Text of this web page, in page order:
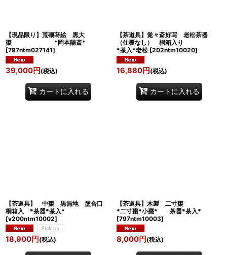
【現品限り】荒磯蒔絵 黒大
棗 *岡本陽斎*
[797ntm027141]
39,000円 (税込)
カートに入れる
【茶道具】覚々斎好写 老松茶器
（仕覆なし） 桐箱入り
*茶入*老松 [202ntm10020]
16,880円 (税込)
カートに入れる
【茶道具】 中棗 黒無地 塗合口
桐箱入 *茶器*茶入*
[v200ntm10002]
18,900円 (税込)
【茶道具】木製 二寸棗
*二寸棗*小棗* 茶器*茶入*
[797ntm10003]
8,000円 (税込)